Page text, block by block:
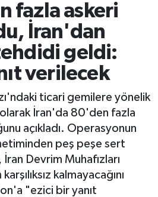
fazla askeri
İran'dan
geldi:
verilecek
ticari gemilere yönelik
olarak İran'da 80'den fazla
açıkladı. Operasyonun
peş peşe sert
Devrim Muhafızları
kalmayacağını
"ezici bir yanıt
ve Fikstür